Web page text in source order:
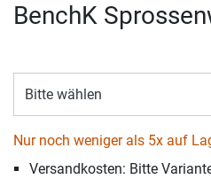
BenchK
Bitte wählen
Nur noch weniger als 5x auf
Versandkosten: Bitte